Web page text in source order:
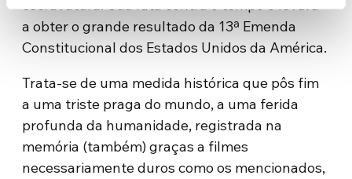
escravatura. Sua luta contra o tempo o levará
a obter o grande resultado da 13ª Emenda
Constitucional dos Estados Unidos da América.
Trata-se de uma medida histórica que pôs fim
a uma triste praga do mundo, a uma ferida
profunda da humanidade, registrada na
memória (também) graças a filmes
necessariamente duros como os mencionados,